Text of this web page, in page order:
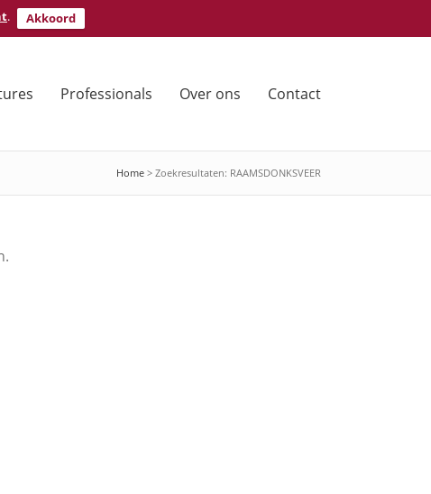
.
Akkoord
Professionals Over ons Contact
Home > Zoekresultaten: RAAMSDONKSVEER